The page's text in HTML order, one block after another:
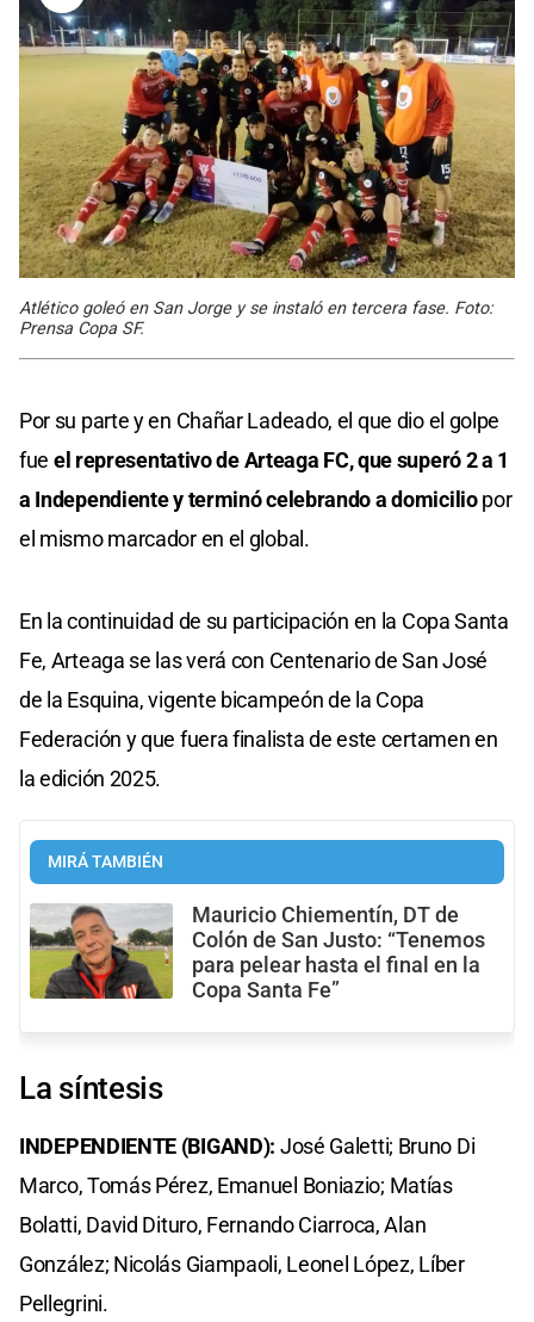
Atlético goleó en San Jorge y se instaló en tercera fase. Foto:
Prensa Copa SF.
Por su parte y en Chañar Ladeado, el que dio el golpe
fue el representativo de Arteaga FC, que superó 2 a 1
a Independiente y terminó celebrando a domiciliopor
el mismo marcador en el global.
En la continuidad de su participación en la Copa Santa
Fe, Arteaga se las verá con Centenario de San José
de la Esquina, vigente bicampeón de la Copa
Federación y que fuera finalista de este certamen en
la edición 2025.
MIRÁ TAMBIÉN
Mauricio Chiementín, DT de
Colón de San Justo: “Tenemos
para pelear hasta el final en la
Copa Santa Fe”
La síntesis
INDEPENDIENTE (BIGAND): José Galetti; Bruno Di
Marco, Tomás Pérez, Emanuel Boniazio; Matías
Bolatti, David Dituro, Fernando Ciarroca, Alan
González; Nicolás Giampaoli, Leonel López, Líber
Pellegrini.